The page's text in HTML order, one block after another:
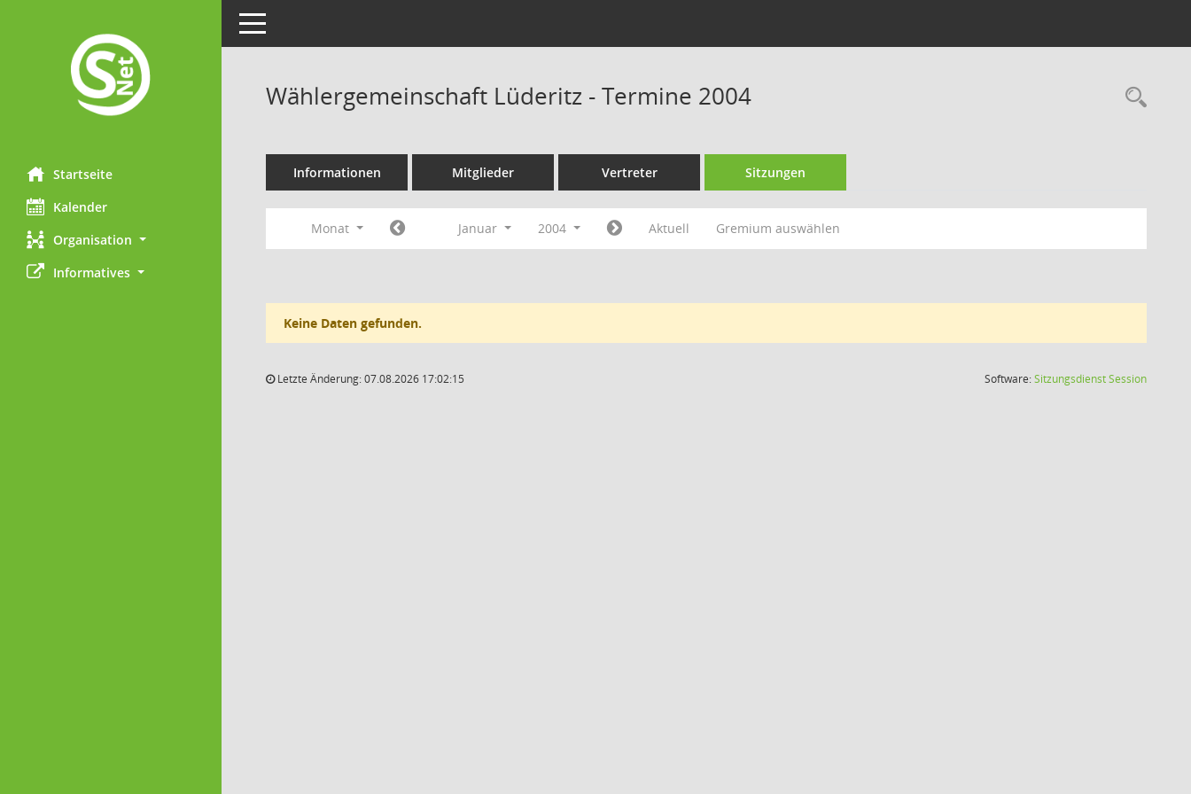
Startseite
Kalender
Organisation
Informatives
Toggle navigation
Wählergemeinschaft Lüderitz - Termine 2004
Informationen Mitglieder Vertreter Sitzungen
Monat Januar 2004 Aktuell Gremium auswählen
Keine Daten gefunden.
Letzte Änderung: 07.08.2026 17:02:15 Software:SitzungsdienstSession(Wird in